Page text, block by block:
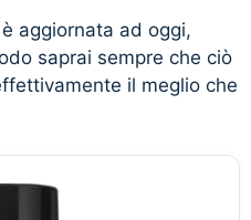
aggiornata ad oggi,
saprai sempre che ciò
il meglio che